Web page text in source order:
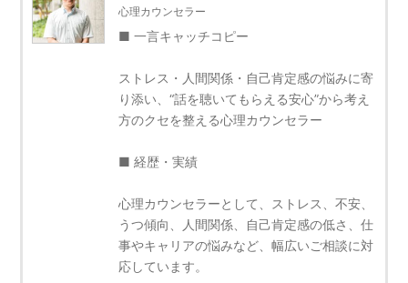
心理カウンセラー
■ 一言キャッチコピー
ストレス・人間関係・自己肯定感の悩みに寄
り添い、“話を聴いてもらえる安心”から考え
方のクセを整える心理カウンセラー
■ 経歴・実績
心理カウンセラーとして、ストレス、不安、
うつ傾向、人間関係、自己肯定感の低さ、仕
事やキャリアの悩みなど、幅広いご相談に対
応しています。